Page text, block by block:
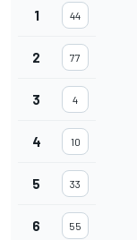
1 44
2 77
3 4
4 10
5 33
6 55